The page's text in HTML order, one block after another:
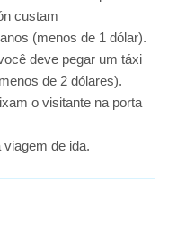
custam
(menos de 1 dólar).
deve pegar um táxi
de 2 dólares).
o visitante na porta
de ida.